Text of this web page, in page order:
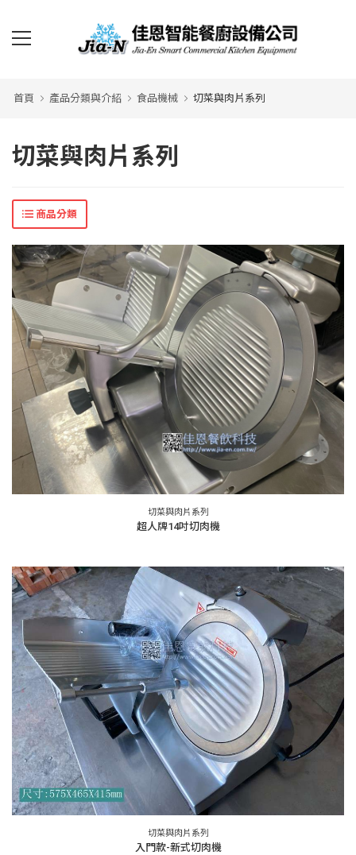
首頁 產品分類與介紹 食品機械 切菜與肉片系列
切菜與肉片系列
商品分類
切菜與肉片系列
超人牌14吋切肉機
切菜與肉片系列
入門款-新式切肉機